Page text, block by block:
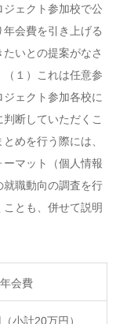
ェクト参加校で公
会費を引き上げる
いとの提案がなさ
１）これは任意参
ェクト参加各校に
断していただくこ
めを行う際には、
マット（個人情報
職動向の調査を行
とも、併せて説明
会費
小計20万円）